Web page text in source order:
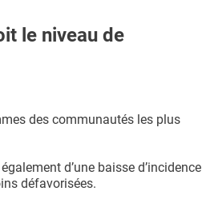
le niveau de
des communautés les plus
d’une baisse d’incidence
défavorisées.